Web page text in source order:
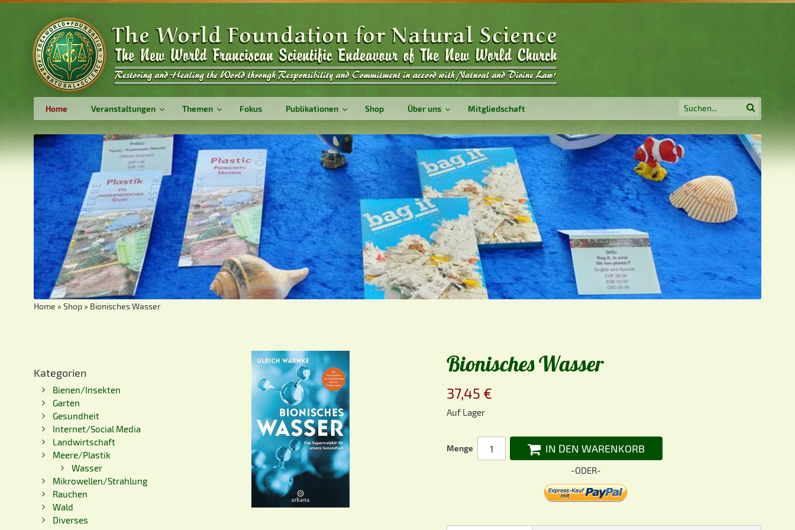
Home Veranstaltungen Themen Fokus Publikationen Shop Über uns Mitgliedschaft
Home » Shop » Bionisches Wasser
Bionisches Wasser
37,45 €
Auf Lager
Menge IN DEN WARENKORB
-ODER-
Kategorien
Bienen/Insekten
Garten
Gesundheit
Internet/Social Media
Landwirtschaft
Meere/Plastik
Wasser
Mikrowellen/Strahlung
Rauchen
Wald
Diverses